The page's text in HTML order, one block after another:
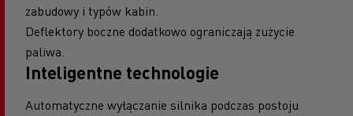
zabudowy i typów kabin.
Deflektory boczne dodatkowo ograniczają zużycie
paliwa.
Inteligentne technologie
Automatyczne wyłączanie silnika podczas postoju